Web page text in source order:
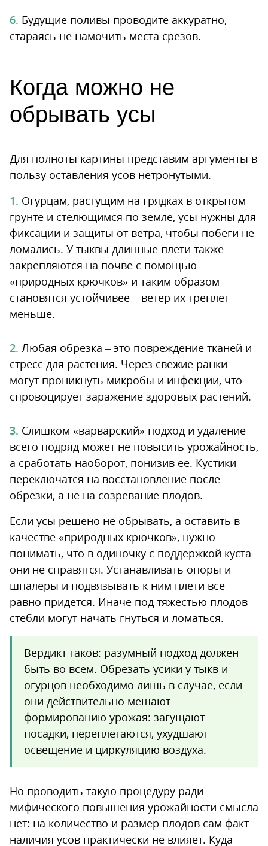
Будущие поливы проводите аккуратно,
стараясь не намочить места срезов.
Когда можно не
обрывать усы
Для полноты картины представим аргументы в
пользу оставления усов нетронутыми.
Огурцам, растущим на грядках в открытом
грунте и стелющимся по земле, усы нужны для
фиксации и защиты от ветра, чтобы побеги не
ломались. У тыквы длинные плети также
закрепляются на почве с помощью
«природных крючков» и таким образом
становятся устойчивее – ветер их треплет
меньше.
Любая обрезка – это повреждение тканей и
стресс для растения. Через свежие ранки
могут проникнуть микробы и инфекции, что
спровоцирует заражение здоровых растений.
Слишком «варварский» подход и удаление
всего подряд может не повысить урожайность,
а сработать наоборот, понизив ее. Кустики
переключатся на восстановление после
обрезки, а не на созревание плодов.
Если усы решено не обрывать, а оставить в
качестве «природных крючков», нужно
понимать, что в одиночку с поддержкой куста
они не справятся. Устанавливать опоры и
шпалеры и подвязывать к ним плети все
равно придется. Иначе под тяжестью плодов
стебли могут начать гнуться и ломаться.
Вердикт таков: разумный подход должен
быть во всем. Обрезать усики у тыкв и
огурцов необходимо лишь в случае, если
они действительно мешают
формированию урожая: загущают
посадки, переплетаются, ухудшают
освещение и циркуляцию воздуха.
Но проводить такую процедуру ради
мифического повышения урожайности смысла
нет: на количество и размер плодов сам факт
наличия усов практически не влияет. Куда